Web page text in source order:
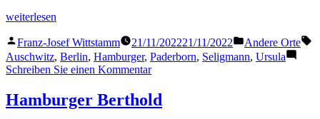
„Seligmann
weiterlesen
Veröffentlicht
von
Franz-Josef Wittstamm 21/11/202221/11/2022
Veröffentlicht
in
Andere Orte
Auschwitz, Berlin, Hamburger, Paderborn, Seligmann, Ursula
Schreiben Sie einen Kommentarzu
Ursula
Hamburger Berthold